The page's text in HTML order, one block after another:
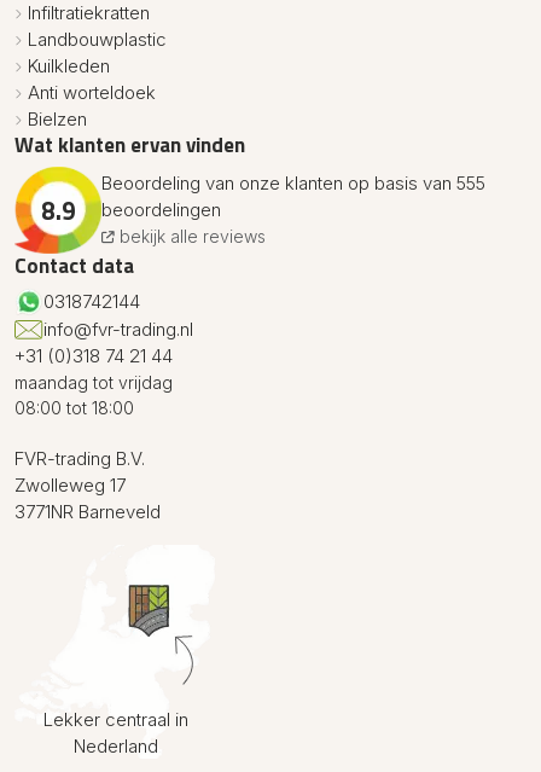
Infiltratiekratten
Landbouwplastic
Kuilkleden
Anti worteldoek
Bielzen
Wat klanten ervan vinden
8.9
Beoordeling van onze klanten op basis van 555
beoordelingen
bekijk alle reviews
Contact data
0318742144
info@fvr-trading.nl
+31 (0)318 74 21 44
maandag tot vrijdag
08:00 tot 18:00
FVR-trading B.V.
Zwolleweg 17
3771NR Barneveld
Lekker centraal in
Nederland